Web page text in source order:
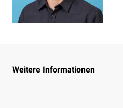
Weitere Informationen